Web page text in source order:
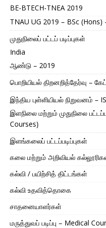
BE-BTECH-TNEA 2019
TNAU UG 2019 – BSc (Hons)
முதுநிலைப் பட்டப் படிப்புகள்
India
ஆண்டு – 2019
பொறியியல் திறனறித்தேர்வு –
இந்திய புள்ளியியல் நிறுவனம் –
இளநிலை மற்றும் முதுநிலை
Courses)
இளங்கலைப் பட்டப்படிப்புகள்
கலை மற்றும் அறிவியல்
கல்வி / பயிற்சித் திட்டங்கள்
கல்வி உதவித்தொகை
சாதனையாளர்கள்
மருத்துவப் படிப்பு – Medical